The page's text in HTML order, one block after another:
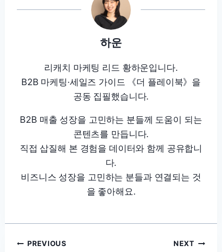
하운
리캐치 마케팅 리드 황하운입니다.
B2B 마케팅·세일즈 가이드 《더 플레이북》을
공동 집필했습니다.
B2B 매출 성장을 고민하는 분들께 도움이 되는
콘텐츠를 만듭니다.
직접 삽질해 본 경험을 데이터와 함께 공유합니
다.
비즈니스 성장을 고민하는 분들과 연결되는 것
을 좋아해요.
글PREVIOUS NEXT